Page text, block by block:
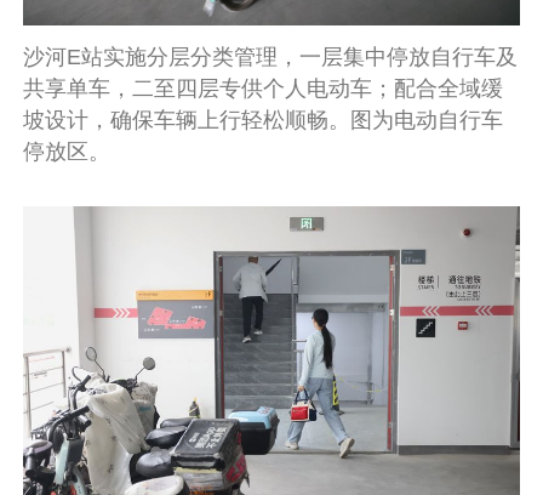
沙河E站实施分层分类管理，一层集中停放自行车及
共享单车，二至四层专供个人电动车；配合全域缓
坡设计，确保车辆上行轻松顺畅。图为电动自行车
停放区。